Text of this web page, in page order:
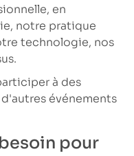
en
notre pratique
technologie, nos
à des
événements
pour